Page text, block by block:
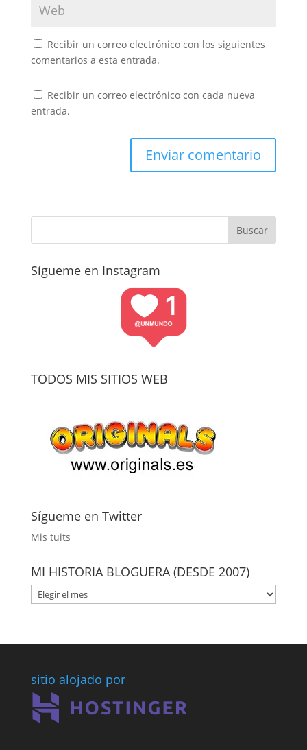
Recibir un correo electrónico con los siguientes
comentarios a esta entrada.
Recibir un correo electrónico con cada nueva
entrada.
Sígueme en Instagram
TODOS MIS SITIOS WEB
Sígueme en Twitter
Mis tuits
MI HISTORIA BLOGUERA (DESDE 2007)
MI
HISTORIA
sitio alojado por